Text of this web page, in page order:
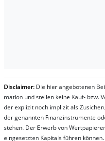
Dis­clai­mer: Die hier an­ge­bo­te­nen
ma­t­ion und stel­len kei­ne Kauf- bzw.
der ex­pli­zit noch im­pli­zit als
der ge­nan­nt­en Fi­nanz­in­stru­men­te
steh­en. Der Er­werb von
ein­ge­setz­ten Ka­pi­tals füh­ren